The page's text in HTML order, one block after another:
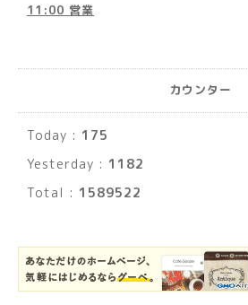
11:00 営業
カウンター
Today : 175
Yesterday : 1182
Total : 1589522